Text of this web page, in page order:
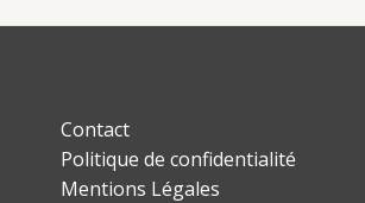
Contact
Politique de confidentialité
Mentions Légales